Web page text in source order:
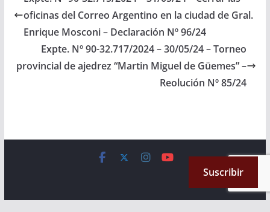
organizado por la
Escuela de Ajedrez
Anibal Aparicio de…
oficinas del Correo Argentino en la ciudad de Gral.
Enrique Mosconi – Declaración Nº 96/24
Expte. Nº 90-32.717/2024 – 30/05/24 – Torneo
provincial de ajedrez “Martin Miguel de Güemes” –
Reolución Nº 85/24
. All rights reserved.
by ThemeGrill. Powered byWordPress.
Suscribir